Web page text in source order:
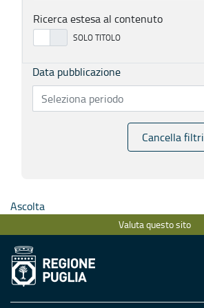
Ricerca estesa al contenuto
Data pubblicazione
Cancella filtri
Ascolta
Valuta questo sito